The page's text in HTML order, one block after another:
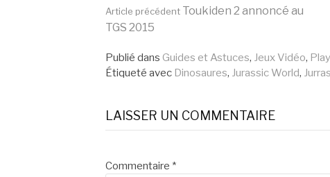
Lire
la
suite
Article précédent Toukiden 2 annoncé au
TGS 2015
Publié dans Guides et Astuces, Jeux Vidéo,
Étiqueté avec Dinosaures, Jurassic World,
LAISSER UN COMMENTAIRE
Commentaire *